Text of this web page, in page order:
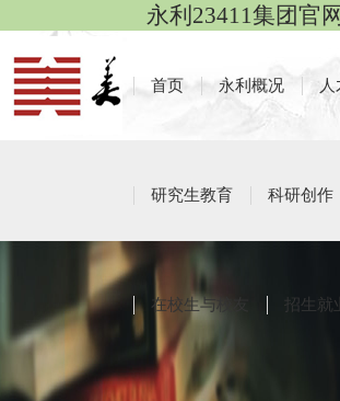
永利23411集团官网
首页 永利概况
研究生教育 科研创作
在校生与校友 招生就